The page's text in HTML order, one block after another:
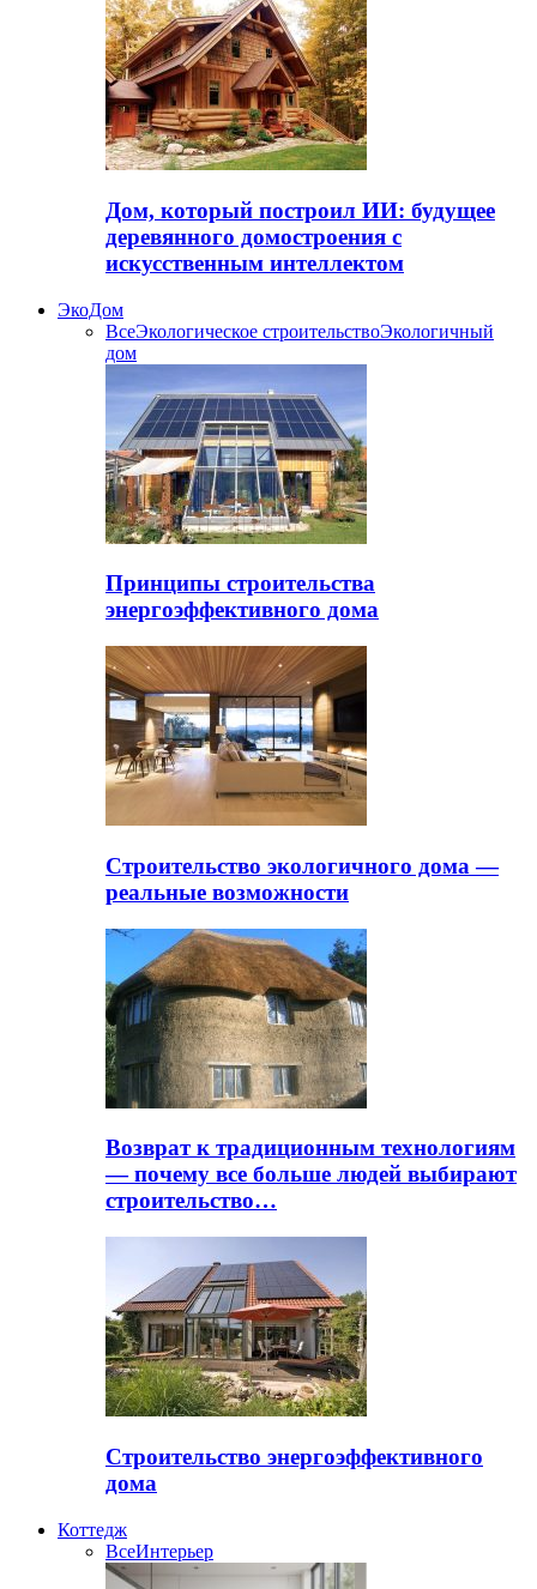
Дом, который построил ИИ: будущее
деревянного домостроения с
искусственным интеллектом
ЭкоДом
ВсеЭкологическое строительствоЭкологичный
дом
Принципы строительства
энергоэффективного дома
Строительство экологичного дома —
реальные возможности
Возврат к традиционным технологиям
— почему все больше людей выбирают
строительство…
Строительство энергоэффективного
дома
Коттедж
ВсеИнтерьер